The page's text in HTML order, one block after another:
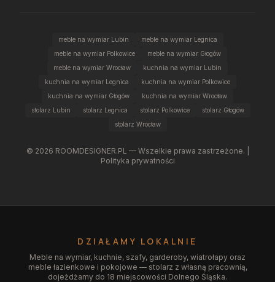
meble na wymiar Lubin
meble na wymiar Legnica
meble na wymiar Polkowice
meble na wymiar Głogów
meble na wymiar Wrocław
kuchnia na wymiar Lubin
kuchnia na wymiar Legnica
kuchnia na wymiar Polkowice
kuchnia na wymiar Głogów
kuchnia na wymiar Wrocław
stolarz Lubin
stolarz Legnica stolarz Polkowice
stolarz Głogów
stolarz Wrocław
© 2026 ROOMDESIGNER.PL — Wszelkie prawa zastrzeżone. |
Polityka prywatności
DZIAŁAMY LOKALNIE
Meble na wymiar, kuchnie, szafy, garderoby, wiatrołapy oraz
meble łazienkowe i pokojowe — stolarz z własną pracownią,
dojeżdżamy do 18 miejscowości Dolnego Śląska.